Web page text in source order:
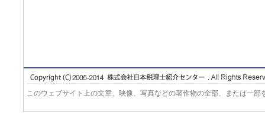
このウェブサイト上の文章、映像、写真などの著作物の全部、または一